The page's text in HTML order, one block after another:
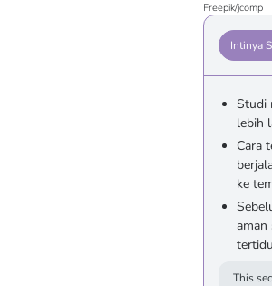
Freepik/jcomp
Intinya
Studi
lebih
Cara
ke
aman
This